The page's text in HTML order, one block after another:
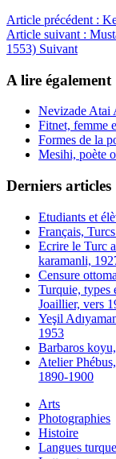
Article précédent :
Article suivant :
1553) Suivant
A lire également
Nevizade Atai
Fitnet, femme
Formes de la
Mesihi, poète
Derniers articles
Etudiants et
Français,
Ecrire le Turc
karamanli,
Censure
Turquie, types
Joaillier, vers
Yeşil
1953
Barbaros
Atelier
1890-1900
Arts
Photographies
Histoire
Langues